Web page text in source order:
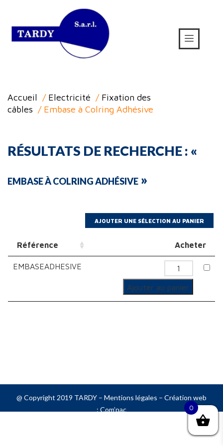
Accueil / Electricité / Fixation des
câbles / Embase à Colring Adhésive
RÉSULTATS DE RECHERCHE : «
EMBASE À COLRING ADHÉSIVE »
Référence Acheter
EMBASEADHESIVE
quantité
de
Embase
Ajouter au panier
@ Copyright 2019 TARDY – Mentions légales – Création web
: Com’pac 0